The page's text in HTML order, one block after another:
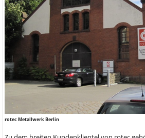
rotec Metallwerk Berlin